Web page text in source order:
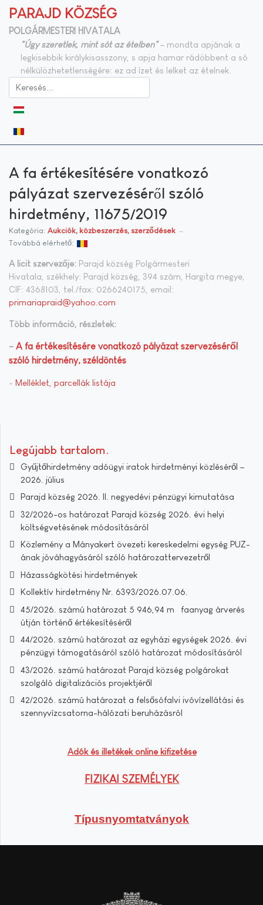
PARAJD KÖZSÉG
POLGÁRMESTERI HIVATALA
"Úgy szeretlek, mint sót az ételben"– mondta apjának a
legkisebbik királykisasszony, s apja hamar rádöbbent a só
nélkülözhetetlenségére: ez ad ízet és lelket az ételnek.
A fa értékesítésére vonatkozó
pályázat szervezéséről szóló
hirdetmény, 11675/2019
Kategória: Aukciók, közbeszerzés, szerződések
Továbbá elérhető:
A licit szervezője: Parajd község Polgármesteri
Hivatala, székhely: Parajd község, 394 szám, Hargita megye,
CIF: 4368103, tel./fax: 0266240175, email:
primariapraid@yahoo.com
Több információ, részletek:
- A fa értékesítésére vonatkozó pályázat szervezéséről
szóló hirdetmény, széldöntés
- Melléklet, parcellák listája
Legújabb tartalom
Gyűjtőhirdetmény adóügyi iratok hirdetményi közléséről –
2026. július
Parajd község 2026. II. negyedévi pénzügyi kimutatása
32/2026-os határozat Parajd község 2026. évi helyi
költségvetésének módosításáról
Közlemény a Mányakert övezeti kereskedelmi egység PUZ-
ának jóváhagyásáról szóló határozattervezetről
Házasságkötési hirdetmények
Kollektív hirdetmény Nr. 6393/2026.07.06.
45/2026. számú határozat 5 946,94 m³ faanyag árverés
útján történő értékesítéséről
44/2026. számú határozat az egyházi egységek 2026. évi
pénzügyi támogatásáról szóló határozat módosításáról
43/2026. számú határozat Parajd község polgárokat
szolgáló digitalizációs projektjéről
42/2026. számú határozat a felsősófalvi ivóvízellátási és
szennyvízcsatorna-hálózati beruházásról
Adók és illetékek online kifizetése
FIZIKAI SZEMÉLYEK
Típusnyomtatványok